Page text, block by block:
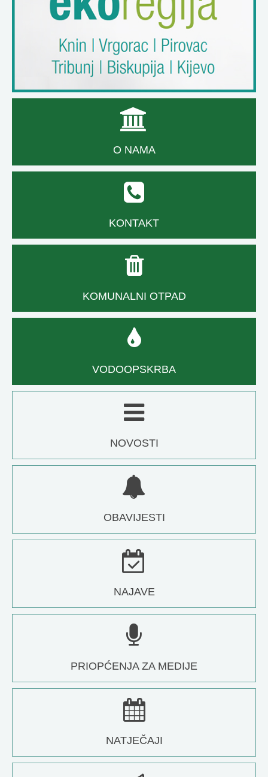
O NAMA
KONTAKT
KOMUNALNI OTPAD
VODOOPSKRBA
NOVOSTI
OBAVIJESTI
NAJAVE
PRIOPĆENJA ZA MEDIJE
NATJEČAJI